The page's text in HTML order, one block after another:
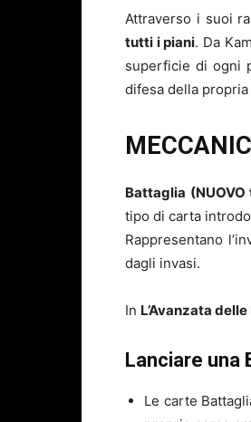
Attraverso i suoi
tutti i piani. Da
superficie di ogni
difesa della propria
Battaglia
tipo di carta
Rappresentano
dagli invasi.
In L’Avanzata
Lanciare una
Le carte